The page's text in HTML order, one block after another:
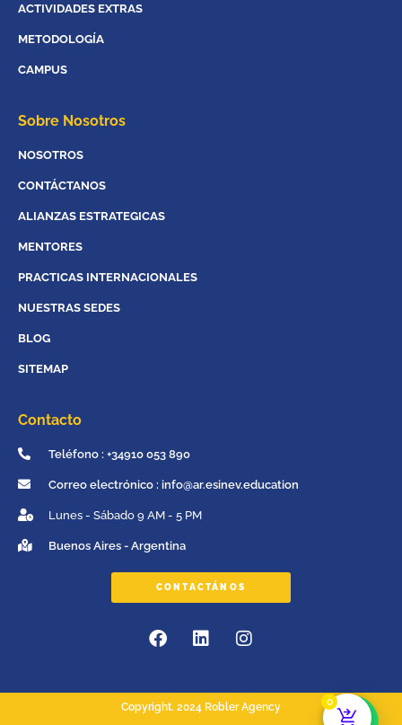
ACTIVIDADES EXTRAS
METODOLOGÍA
CAMPUS
Sobre Nosotros
NOSOTROS
CONTÁCTANOS
ALIANZAS ESTRATEGICAS
MENTORES
PRACTICAS INTERNACIONALES
NUESTRAS SEDES
BLOG
SITEMAP
Contacto
Teléfono : +34910 053 890
Correo electrónico : info@ar.esinev.education
Lunes - Sábado 9 AM - 5 PM
Buenos Aires - Argentina
CONTACTÁNOS
Copyright. 2024 Robler Agency 0